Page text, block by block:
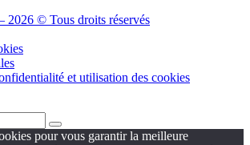
2026 © Tous droits réservés
et utilisation des cookies
pour vous garantir la meilleure